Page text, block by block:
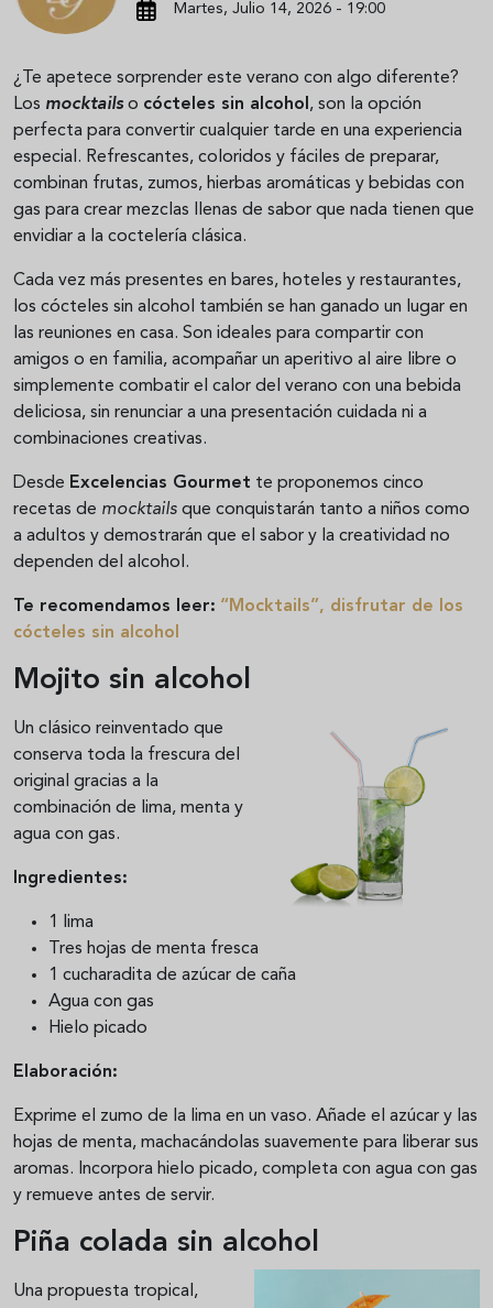
Martes, Julio 14, 2026 - 19:00
¿Te apetece sorprender este verano con algo diferente?
Los mocktailso cócteles sin alcohol, son la opción
perfecta para convertir cualquier tarde en una experiencia
especial. Refrescantes, coloridos y fáciles de preparar,
combinan frutas, zumos, hierbas aromáticas y bebidas con
gas para crear mezclas llenas de sabor que nada tienen que
envidiar a la coctelería clásica.
Cada vez más presentes en bares, hoteles y restaurantes,
los cócteles sin alcohol también se han ganado un lugar en
las reuniones en casa. Son ideales para compartir con
amigos o en familia, acompañar un aperitivo al aire libre o
simplemente combatir el calor del verano con una bebida
deliciosa, sin renunciar a una presentación cuidada ni a
combinaciones creativas.
Desde Excelencias Gourmet te proponemos cinco
recetas de mocktails que conquistarán tanto a niños como
a adultos y demostrarán que el sabor y la creatividad no
dependen del alcohol.
Te recomendamos leer: “Mocktails”, disfrutar de los
cócteles sin alcohol
Mojito sin alcohol
Un clásico reinventado que
conserva toda la frescura del
original gracias a la
combinación de lima, menta y
agua con gas.
Ingredientes:
1 lima
Tres hojas de menta fresca
1 cucharadita de azúcar de caña
Agua con gas
Hielo picado
Elaboración:
Exprime el zumo de la lima en un vaso. Añade el azúcar y las
hojas de menta, machacándolas suavemente para liberar sus
aromas. Incorpora hielo picado, completa con agua con gas
y remueve antes de servir.
Piña colada sin alcohol
Una propuesta tropical,